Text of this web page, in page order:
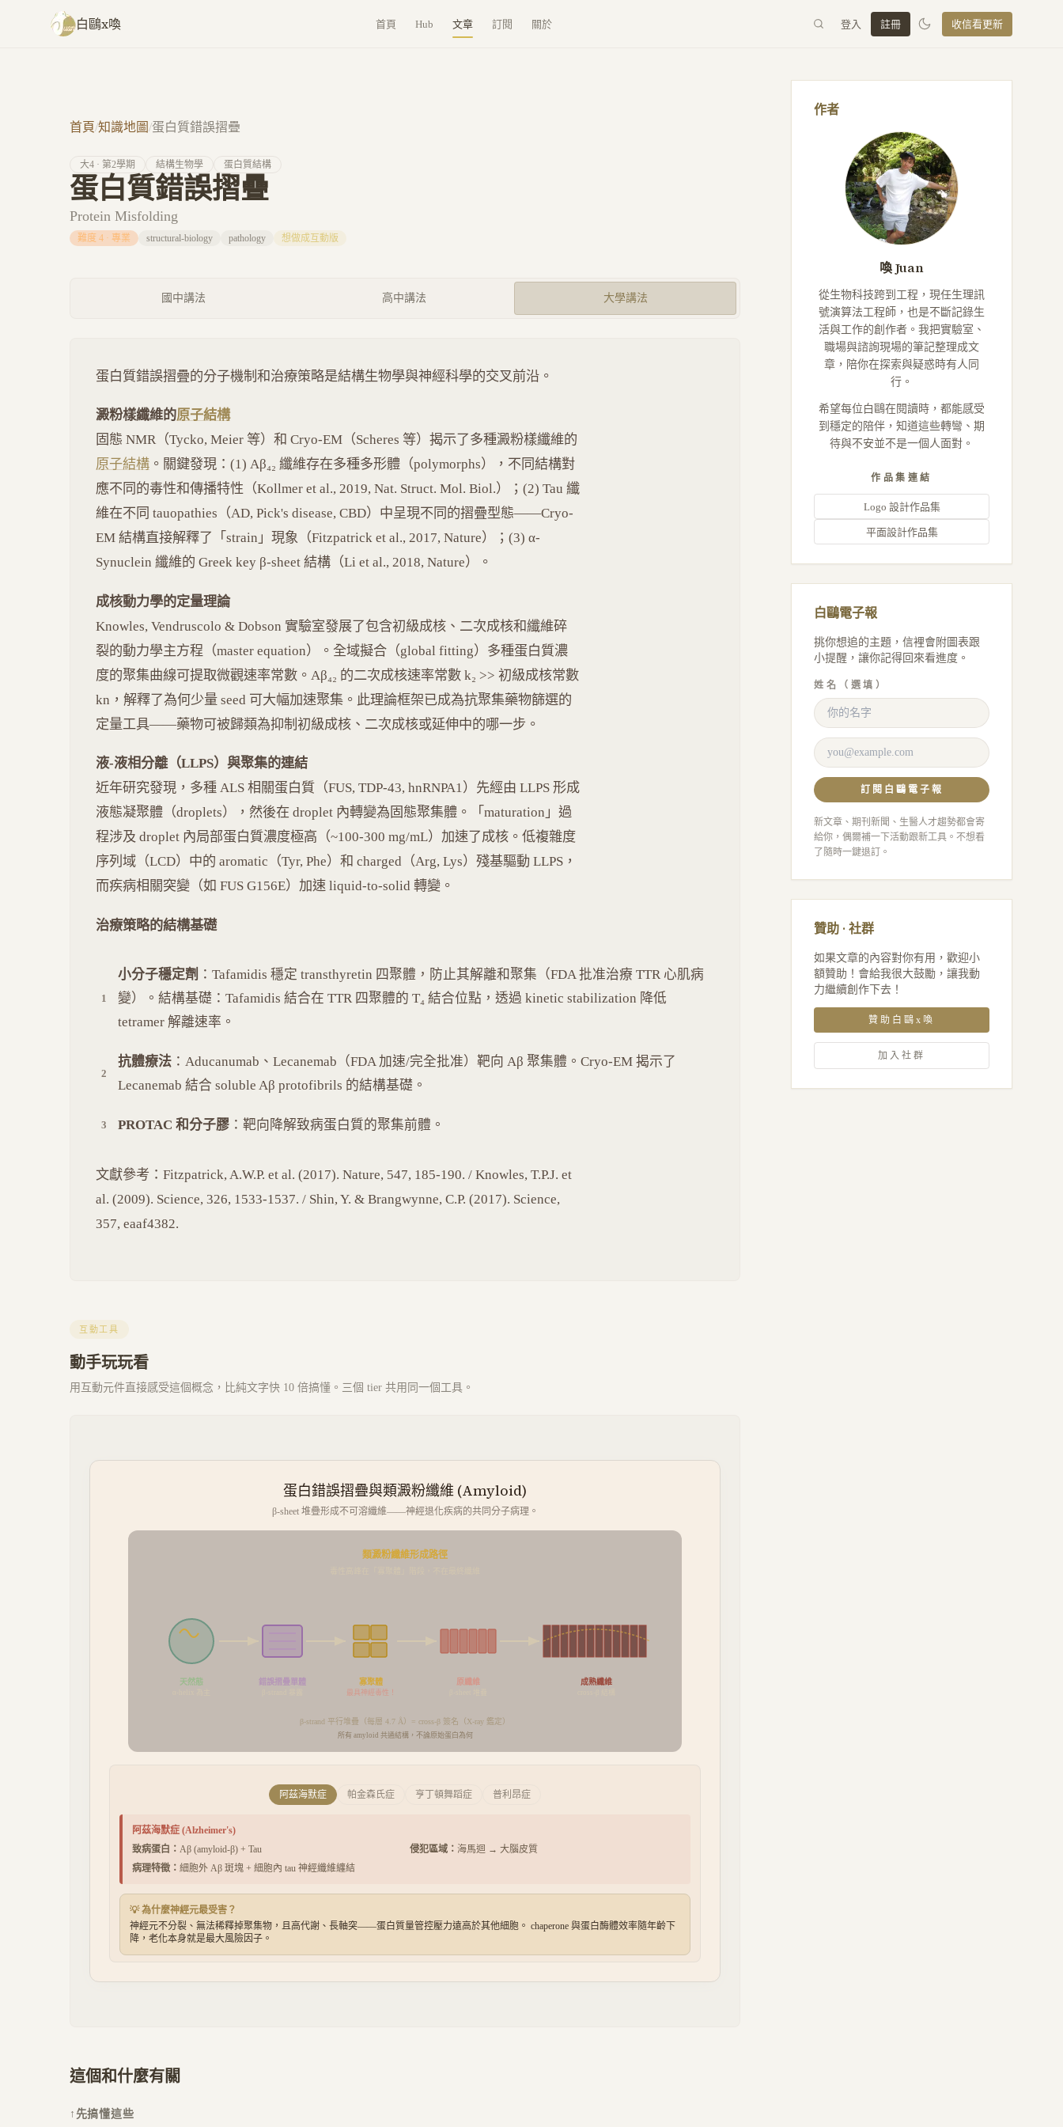
跳至主要內容
白鷗x喚 首頁 Hub 文章 訂閱 關於 登入 註冊 收信看更新
首頁/知識地圖/蛋白質錯誤摺疊
大4 · 第2學期 結構生物學 蛋白質結構
蛋白質錯誤摺疊
Protein Misfolding
難度 4 · 專業 structural-biology pathology 想做成互動版
國中講法 高中講法 大學講法
蛋白質錯誤摺疊的分子機制和治療策略是結構生物學與神經科學的交叉前沿。
澱粉樣纖維的原子結構
固態 NMR（Tycko, Meier 等）和 Cryo-EM（Scheres 等）揭示了多種澱粉樣纖維的
原子結構 。關鍵發現：(1) Aβ₄₂ 纖維存在多種多形體（polymorphs），不同結構對
應不同的毒性和傳播特性（Kollmer et al., 2019, Nat. Struct. Mol. Biol.）；(2) Tau 纖
維在不同 tauopathies（AD, Pick's disease, CBD）中呈現不同的摺疊型態——Cryo-
EM 結構直接解釋了「strain」現象（Fitzpatrick et al., 2017, Nature）；(3) α-
Synuclein 纖維的 Greek key β-sheet 結構（Li et al., 2018, Nature）。
成核動力學的定量理論
Knowles, Vendruscolo & Dobson 實驗室發展了包含初級成核、二次成核和纖維碎
裂的動力學主方程（master equation）。全域擬合（global fitting）多種蛋白質濃
度的聚集曲線可提取微觀速率常數。Aβ₄₂ 的二次成核速率常數 k₂ >> 初級成核常數
kn，解釋了為何少量 seed 可大幅加速聚集。此理論框架已成為抗聚集藥物篩選的
定量工具——藥物可被歸類為抑制初級成核、二次成核或延伸中的哪一步。
液-液相分離（LLPS）與聚集的連結
近年研究發現，多種 ALS 相關蛋白質（FUS, TDP-43, hnRNPA1）先經由 LLPS 形成
液態凝聚體（droplets），然後在 droplet 內轉變為固態聚集體。「maturation」過
程涉及 droplet 內局部蛋白質濃度極高（~100-300 mg/mL）加速了成核。低複雜度
序列域（LCD）中的 aromatic（Tyr, Phe）和 charged（Arg, Lys）殘基驅動 LLPS，
而疾病相關突變（如 FUS G156E）加速 liquid-to-solid 轉變。
治療策略的結構基礎
小分子穩定劑 ：Tafamidis 穩定 transthyretin 四聚體，防止其解離和聚集（FDA 批准治療 TTR 心肌病
變）。結構基礎：Tafamidis 結合在 TTR 四聚體的 T₄ 結合位點，透過 kinetic stabilization 降低
tetramer 解離速率。
抗體療法 ：Aducanumab、Lecanemab（FDA 加速/完全批准）靶向 Aβ 聚集體。Cryo-EM 揭示了
Lecanemab 結合 soluble Aβ protofibrils 的結構基礎。
PROTAC 和分子膠 ：靶向降解致病蛋白質的聚集前體。
文獻參考：Fitzpatrick, A.W.P. et al. (2017). Nature, 547, 185-190. / Knowles, T.P.J. et
al. (2009). Science, 326, 1533-1537. / Shin, Y. & Brangwynne, C.P. (2017). Science,
357, eaaf4382.
互動工具
動手玩玩看
用互動元件直接感受這個概念，比純文字快 10 倍搞懂。三個 tier 共用同一個工具。
蛋白錯誤摺疊與類澱粉纖維 (Amyloid)
β-sheet 堆疊形成不可溶纖維——神經退化疾病的共同分子病理。
天然態 錯誤摺疊單體 寡聚體
最具神經毒性！
原纖維 成熟纖維
類澱粉纖維形成路徑
β-strand 平行堆疊（每層 4.7 Å）= cross-β 簽名（X-ray 鑑定）
所有 amyloid 共通結構，不論原始蛋白為何
阿茲海默症 帕金森氏症 亨丁頓舞蹈症 普利昂症
阿茲海默症 (Alzheimer's)
致病蛋白： Aβ (amyloid-β) + Tau 侵犯區域： 海馬迴 → 大腦皮質
病理特徵： 細胞外 Aβ 斑塊 + 細胞內 tau 神經纖維纏結
💡 為什麼神經元最受害？
神經元不分裂、無法稀釋掉聚集物，且高代謝、長軸突——蛋白質量管控壓力遠高於其他細胞。 chaperone 與蛋白酶體效率隨年齡下
降，老化本身就是最大風險因子。
這個和什麼有關
↑ 先搞懂這些
作者
喚 Juan
從生物科技跨到工程，現任生理訊
號演算法工程師，也是不斷記錄生
活與工作的創作者。我把實驗室、
職場與諮詢現場的筆記整理成文
章，陪你在探索與疑惑時有人同
行。
希望每位白鷗在閱讀時，都能感受
到穩定的陪伴，知道這些轉彎、期
待與不安並不是一個人面對。
作品集連結
Logo 設計作品集
平面設計作品集
白鷗電子報
挑你想追的主題，信裡會附圖表跟
小提醒，讓你記得回來看進度。
姓名（選填）
訂閱白鷗電子報
新文章、期刊新聞、生醫人才趨勢都會寄
給你，偶爾補一下活動跟新工具。不想看
了隨時一鍵退訂。
贊助 · 社群
如果文章的內容對你有用，歡迎小
額贊助！會給我很大鼓勵，讓我動
力繼續創作下去！
贊助白鷗x喚
加入社群